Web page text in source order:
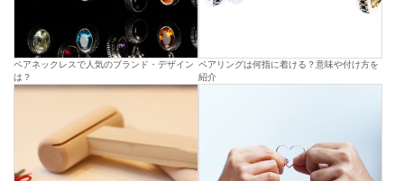
ペアネックレスで人気のブランド・デザイン
は？
ペアリングは何指に着ける？意味や付け方を
紹介